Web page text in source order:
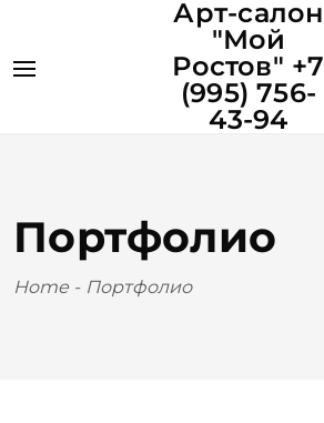
Арт-салон
"Мой
Ростов" +7
(995) 756-
43-94
Портфолио
Home - Портфолио